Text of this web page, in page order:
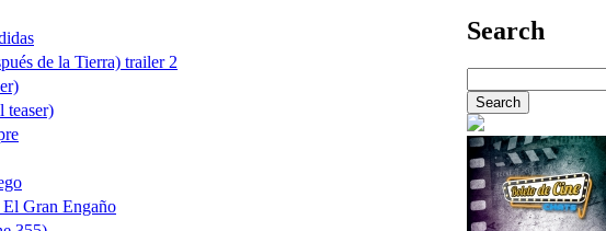
de la Tierra) trailer 2
teaser)
Gran Engaño
Search